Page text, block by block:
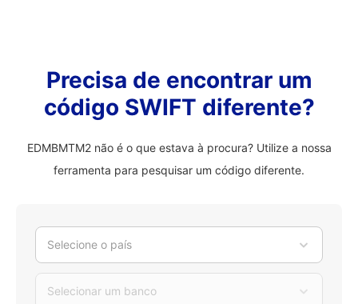
Precisa de encontrar um
código SWIFT diferente?
EDMBMTM2 não é o que estava à procura? Utilize a nossa
ferramenta para pesquisar um código diferente.
Selecione o país
Selecionar um banco